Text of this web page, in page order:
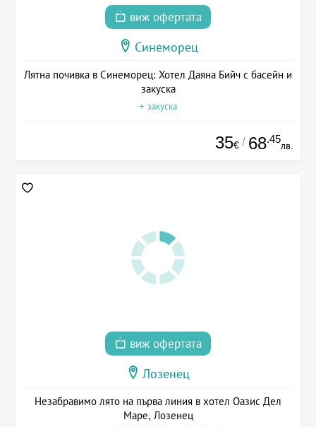
виж офертата
Синеморец
Лятна почивка в Синеморец: Хотел Даяна Бийч с басейн и
закуска
+ закуска
35€ / 68.45
лв.
виж офертата
Лозенец
Незабравимо лято на първа линия в хотел Оазис Дел
Маре, Лозенец